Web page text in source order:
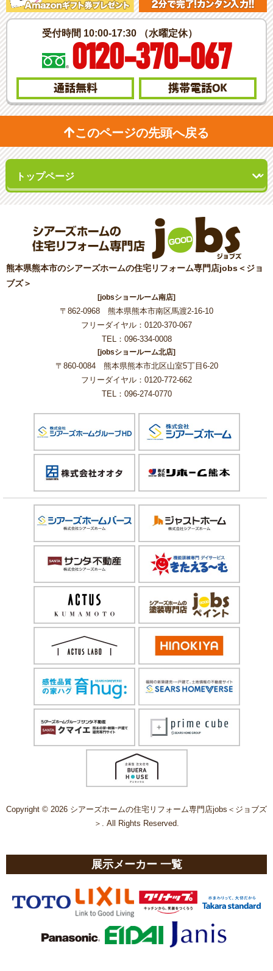
受付時間 10:00-17:30 （水曜定休）
0120-370-067
通話無料 携帯電話OK
このページの先頭へ戻る
熊本県熊本市のシアーズホームの住宅リフォーム専門店jobs＜ジョ
ブズ＞
[jobsショールーム南店]
〒862-0968 熊本県熊本市南区馬渡2-16-10
フリーダイヤル：0120-370-067
TEL：096-334-0008
[jobsショールーム北店]
〒860-0084 熊本県熊本市北区山室5丁目6-20
フリーダイヤル：0120-772-662
TEL：096-274-0770
Copyright © 2026 シアーズホームの住宅リフォーム専門店jobs＜ジョブズ
＞. All Rights Reserved.
展示メーカー 一覧